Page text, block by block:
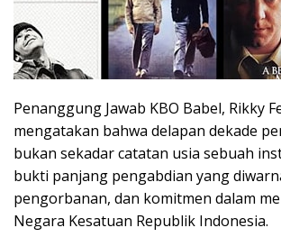
Penanggung Jawab KBO Babel, Rikky
mengatakan bahwa delapan dekade
bukan sekadar catatan usia sebuah
bukti panjang pengabdian yang
pengorbanan, dan komitmen dalam
Negara Kesatuan Republik Indonesia.